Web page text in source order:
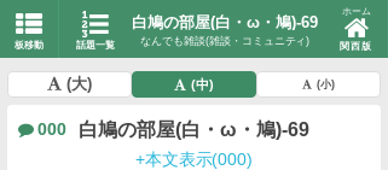
板移動 話題一覧
白鳩の部屋(白・ω・鳩)-69
なんでも雑談(雑談・コミュニティ)
ホーム
関西版
(大) (中) (小)
000 白鳩の部屋(白・ω・鳩)-69
+本文表示(000)